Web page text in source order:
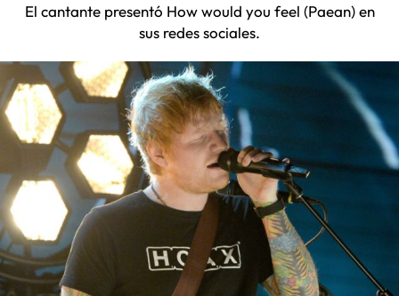
El cantante presentó How would you feel (Paean) en
sus redes sociales.